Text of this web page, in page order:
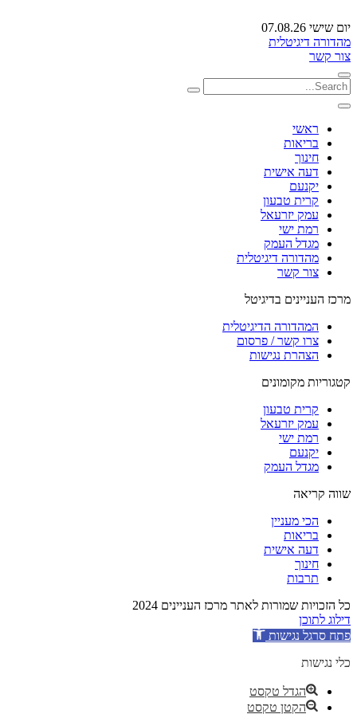
יום שישי 07.08.26
מהדורה דיגיטלית
צור קשר
ראשי
בריאות
חינוך
דעה אישית
יקנעם
קרית טבעון
עמק יזרעאל
רמת ישי
מגדל העמק
מהדורה דיגיטלית
צור קשר
מרכז העניינים בדיגיטל
המהדורה הדיגיטלית
צרו קשר / פרסום
הצהרת נגישות
קטגוריות מקומונים
קרית טבעון
עמק יזרעאל
רמת ישי
יקנעם
מגדל העמק
שווה קריאה
הכי מעניין
בריאות
דעה אישית
חינוך
תרבות
כל הזכויות שמורות לאתר מרכז העניינים 2024
דילוג לתוכן
פתח סרגל נגישות
כלי נגישות
הגדל טקסט
הקטן טקסט